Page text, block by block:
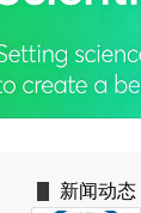
新闻动态